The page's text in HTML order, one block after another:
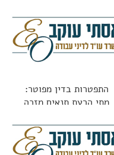
התפטרות בדין מפוטר:
מתי הרעת תנאים מזכה